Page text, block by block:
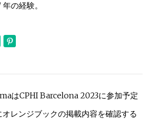
の経験。
はCPHI Barcelona 2023に参加予定
レンジブックの掲載内容を確認する